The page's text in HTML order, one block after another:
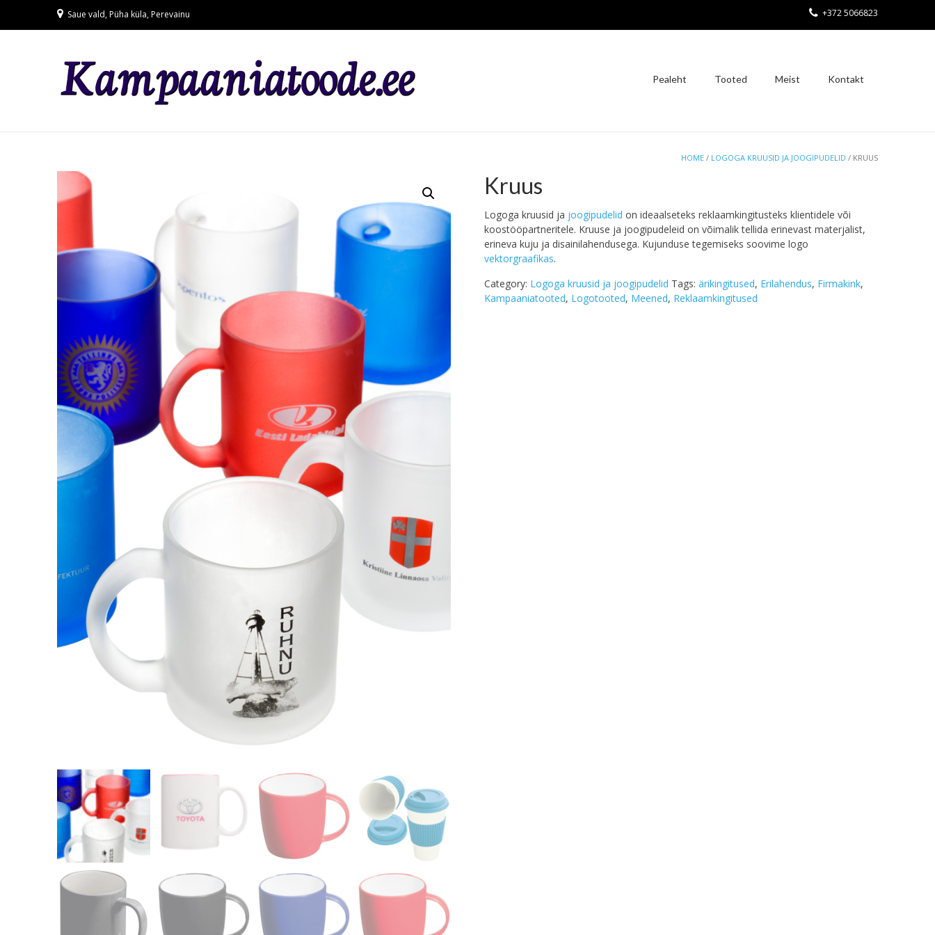
Saue vald, Püha küla, Perevainu +372 5066823
Pealeht Tooted Meist Kontakt
HOME / LOGOGA KRUUSID JA JOOGIPUDELID / KRUUS
Kruus
Logoga kruusid ja joogipudelid on ideaalseteks reklaamkingitusteks klientidele või
koostööpartneritele. Kruuse ja joogipudeleid on võimalik tellida erinevast materjalist,
erineva kuju ja disainilahendusega. Kujunduse tegemiseks soovime logo
vektorgraafikas.
Category: Logoga kruusid ja joogipudelid Tags: ärikingitused, Erilahendus, Firmakink,
Kampaaniatooted, Logotooted, Meened, Reklaamkingitused